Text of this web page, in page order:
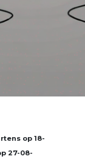
op 18-
27-08-